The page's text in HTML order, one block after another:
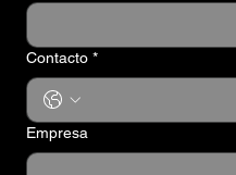
Contacto *
Empresa